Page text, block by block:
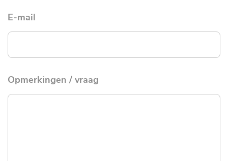
E-mail
Opmerkingen / vraag